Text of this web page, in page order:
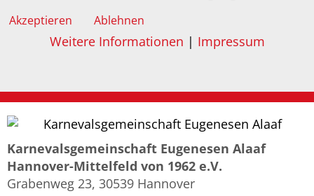
Karnevalsgemeinschaft Eugenesen Alaaf
Hannover-Mittelfeld von 1962 e.V.
Grabenweg 23, 30539 Hannover
Akzeptieren Ablehnen
Weitere Informationen | Impressum